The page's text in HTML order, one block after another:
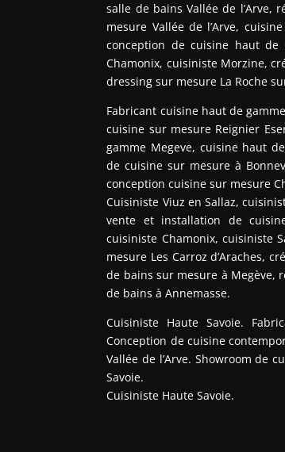
salle de bains Vallée de l’Arve,
mesure Vallée de l’Arve,
conception de cuisine haut
Chamonix, cuisiniste Morzine,
dressing sur mesure La Roche
Fabricant cuisine haut de
cuisine sur mesure Reignier
gamme Megeve, cuisine haut
de cuisine sur mesure à
conception cuisine sur mesure
Cuisiniste Viuz en Sallaz,
vente et installation de
cuisiniste Chamonix, cuisiniste
mesure Les Carroz d’Araches,
de bains sur mesure à Megève,
de bains à Annemasse.
Cuisiniste Haute Savoie.
Conception de cuisine
Vallée de l’Arve. Showroom de
Savoie.
Cuisiniste Haute Savoie.